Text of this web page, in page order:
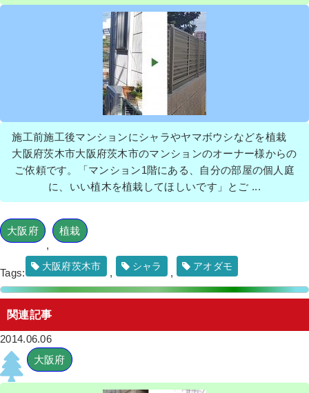
施工前施工後マンションにシャラやヤマボウシなどを植栽
大阪府茨木市大阪府茨木市のマンションのオーナー様からの
ご依頼です。「マンション1階にある、自分の部屋の個人庭
に、いい植木を植栽してほしいです」とご ...
大阪府
,
植栽
Tags:
大阪府茨木市
,
シャラ
,
アオダモ
関連記事
2014.06.06
大阪府